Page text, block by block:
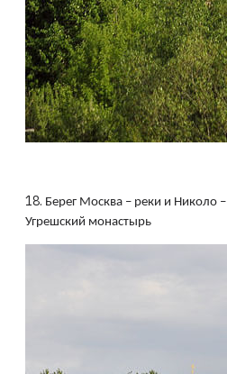
18. Берег Москва – реки и Николо –
Угрешский монастырь